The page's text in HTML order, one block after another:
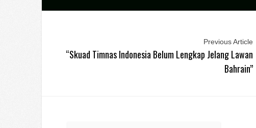
Previous Article
“Skuad Timnas Indonesia Belum Lengkap Jelang Lawan
Bahrain”